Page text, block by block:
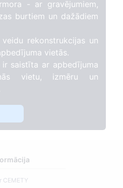
- ar gravējumiem,
burtiem un dažādiem
rekonstrukcijas un
vietās.
ir saistīta ar apbedījuma
vietu, izmēru un
CEMETY